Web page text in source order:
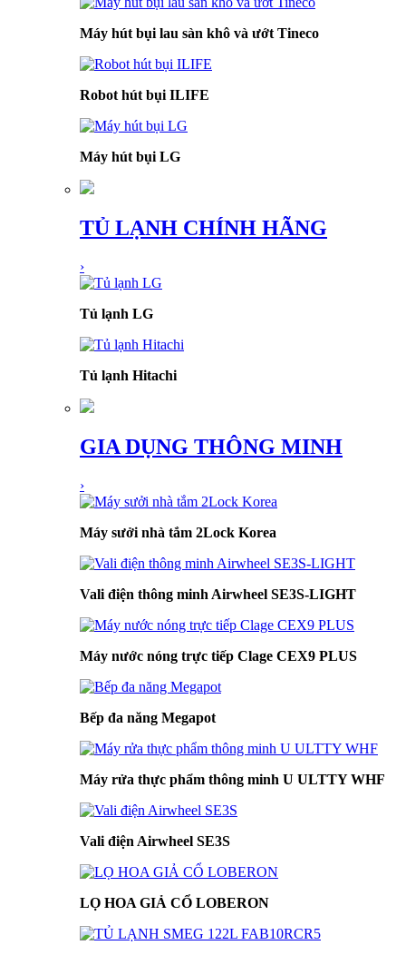
Máy hút bụi lau sàn khô và ướt Tineco
Robot hút bụi ILIFE
Máy hút bụi LG
TỦ LẠNH CHÍNH HÃNG
›
Tủ lạnh LG
Tủ lạnh Hitachi
GIA DỤNG THÔNG MINH
›
Máy sưởi nhà tắm 2Lock Korea
Vali điện thông minh Airwheel SE3S-LIGHT
Máy nước nóng trực tiếp Clage CEX9 PLUS
Bếp đa năng Megapot
Máy rửa thực phẩm thông minh U ULTTY WHF
Vali điện Airwheel SE3S
LỌ HOA GIẢ CỔ LOBERON